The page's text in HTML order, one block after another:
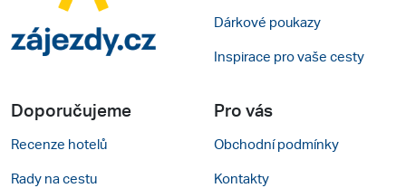
Dárkové poukazy
Inspirace pro vaše cesty
Doporučujeme
Recenze hotelů
Rady na cestu
Pro vás
Obchodní podmínky
Kontakty